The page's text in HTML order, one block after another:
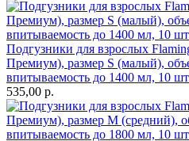
Подгузники для взрослых
Премиум), размер S (малый),
впитываемость до 1400 мл, 10
535,00 р.